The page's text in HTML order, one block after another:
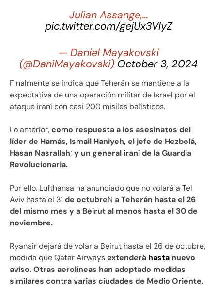
Julian Assange,…
pic.twitter.com/gejUx3VlyZ
— Daniel Mayakovski
(@DaniMayakovski) October 3, 2024
Finalmente se indica que Teherán se mantiene a la
expectativa de una operación militar de Israel por el
ataque iraní con casi 200 misiles balísticos.
Lo anterior,como respuesta a los asesinatos del
líder de Hamás, Ismail Haniyeh, el jefe de Hezbolá,
Hasan Nasrallah; y un general iraní de la Guardia
Revolucionaria.
Por ello, Lufthansa ha anunciado que no volará a Tel
Aviv hasta el 31 de octubreN a Teherán hasta el 26
del mismo mes y a Beirut al menos hasta el 30 de
noviembre.
Ryanair dejará de volar a Beirut hasta el 26 de octubre,
medida que Qatar Airwaysextenderá hasta nuevo
aviso. Otras aerolíneas han adoptado medidas
similares contra varias ciudades de Medio Oriente.